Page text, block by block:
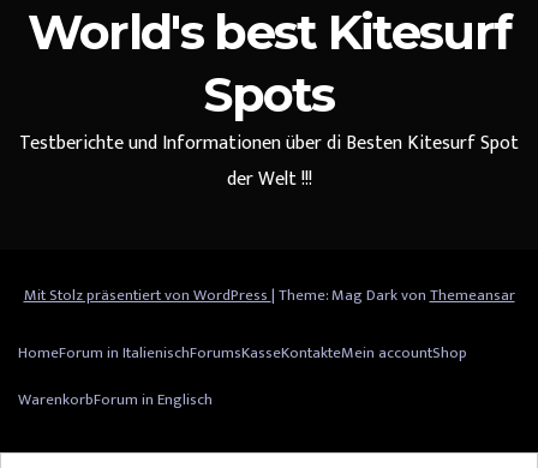
World's best Kitesurf
Spots
Testberichte und Informationen über di Besten Kitesurf Spot
der Welt !!!
Mit Stolz präsentiert von WordPress|Theme: Mag Dark vonThemeansar
HomeForum in ItalienischForumsKasseKontakteMein accountShop
WarenkorbForum in Englisch